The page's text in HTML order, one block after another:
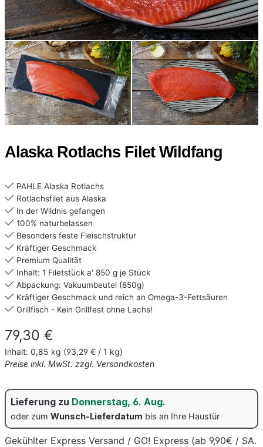
Alaska Rotlachs Filet Wildfang
PAHLE Alaska Rotlachs
Rotlachsfilet aus Alaska
In der Wildnis gefangen
100% naturbelassen
Besonders feste Fleischstruktur
Kräftiger Geschmack
Premium Qualität
Inhalt: 1 Filetstück a' 850 g je Stück
Abpackung: Vakuumbeutel (850g)
Kräftiger Geschmack und reich an Omega-3-Fettsäuren
Grillfisch - Kein Grillfest ohne Lachs!
Regulärer Preis:
79,30 €
Inhalt: 0,85 kg (93,29 € / 1 kg)
Preise inkl. MwSt. zzgl. Versandkosten
Lieferung zu Donnerstag, 6. Aug.
oder zum Wunsch-Lieferdatum bis an Ihre Haustür
Gekühlter Express Versand / GO! Express (ab 9,90€ / SA.